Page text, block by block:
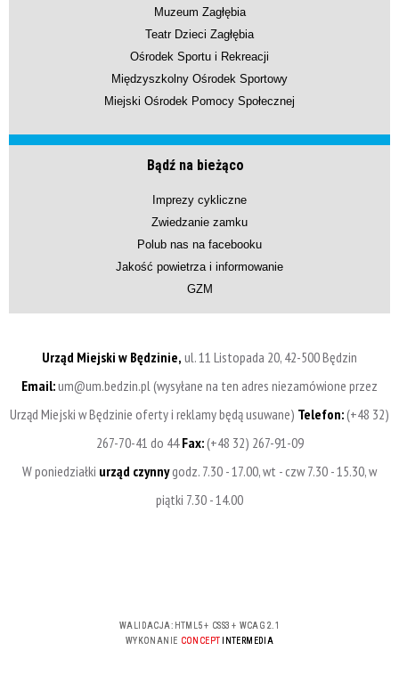
Muzeum Zagłębia
Teatr Dzieci Zagłębia
Ośrodek Sportu i Rekreacji
Międzyszkolny Ośrodek Sportowy
Miejski Ośrodek Pomocy Społecznej
Bądź na bieżąco
Imprezy cykliczne
Zwiedzanie zamku
Polub nas na facebooku
Jakość powietrza i informowanie
GZM
Urząd Miejski w Będzinie, ul. 11 Listopada 20, 42-500 Będzin
Email:um@um.bedzin.pl (wysyłane na ten adres niezamówione przez
Urząd Miejski w Będzinie oferty i reklamy będą usuwane) Telefon:(+48 32)
267-70-41 do 44Fax:(+48 32) 267-91-09
W poniedziałki urząd czynnygodz. 7.30 - 17.00, wt - czw 7.30 - 15.30, w
piątki 7.30 - 14.00
WALIDACJA: HTML5+ CSS3 + WCAG 2.1
WYKONANIE CONCEPT INTERMEDIA